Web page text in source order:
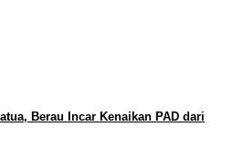
Berau Incar Kenaikan PAD dari